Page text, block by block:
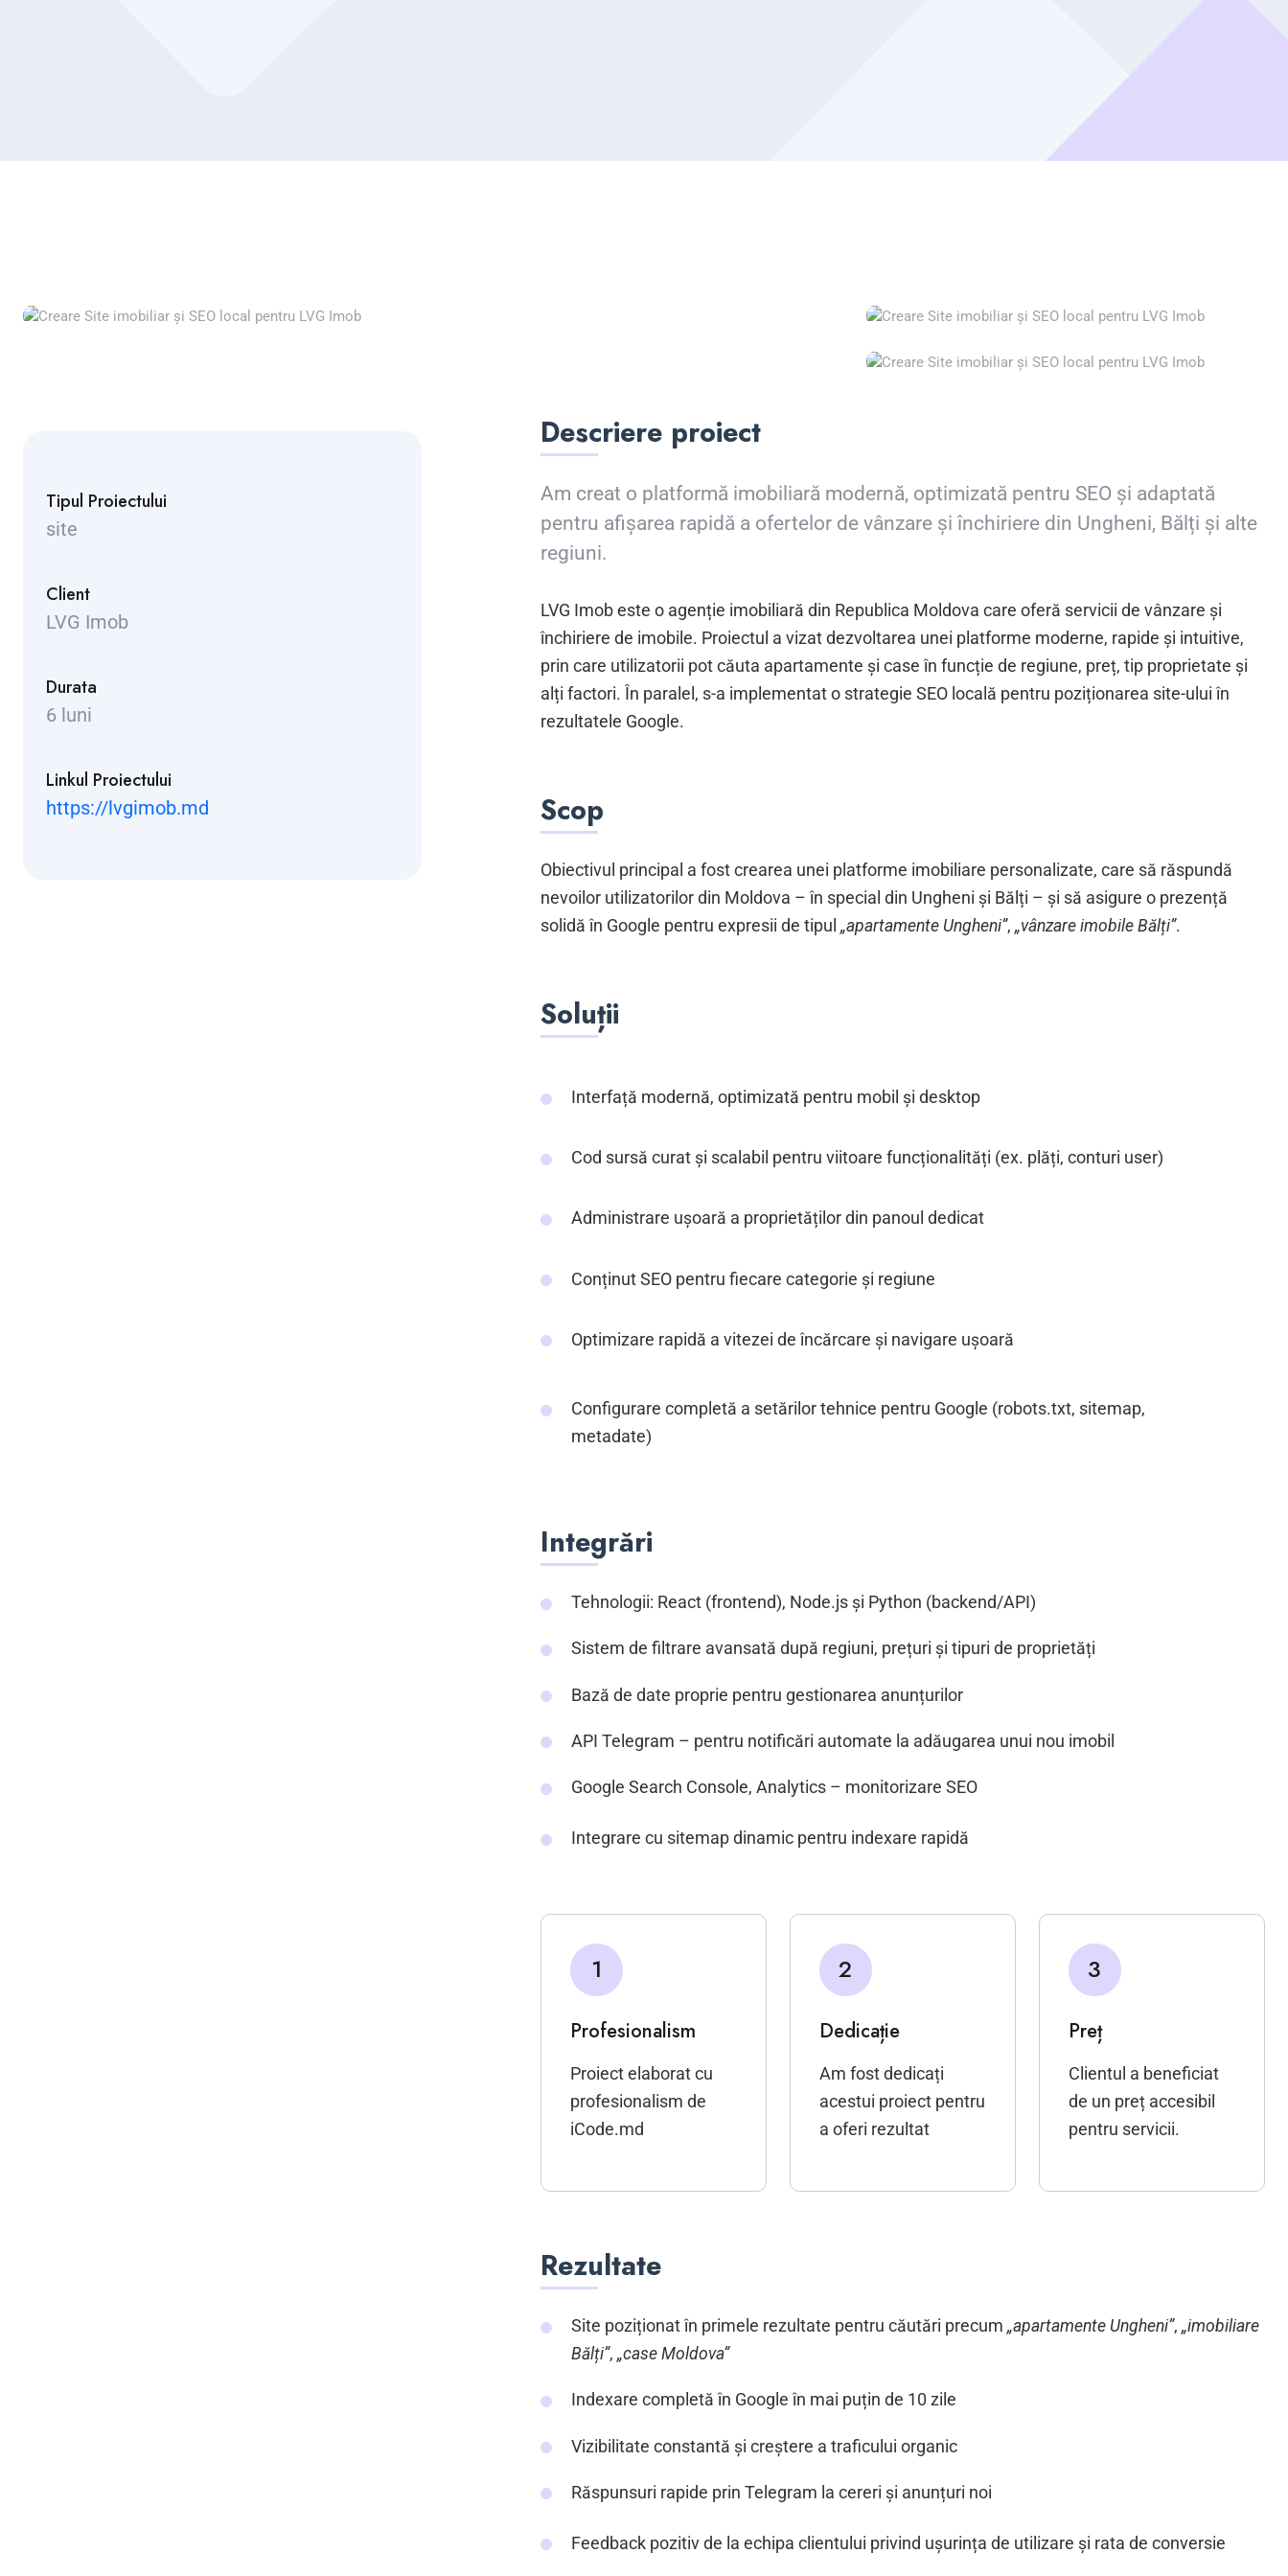
Tipul Proiectului
site
Client
LVG Imob
Durata
6 luni
Linkul Proiectului
https://lvgimob.md
Descriere proiect
Am creat o platformă imobiliară modernă, optimizată pentru SEO și adaptată
pentru afișarea rapidă a ofertelor de vânzare și închiriere din Ungheni, Bălți și alte
regiuni.
LVG Imob este o agenție imobiliară din Republica Moldova care oferă servicii de vânzare și
închiriere de imobile. Proiectul a vizat dezvoltarea unei platforme moderne, rapide și intuitive,
prin care utilizatorii pot căuta apartamente și case în funcție de regiune, preț, tip proprietate și
alți factori. În paralel, s-a implementat o strategie SEO locală pentru poziționarea site-ului în
rezultatele Google.
Scop
Obiectivul principal a fost crearea unei platforme imobiliare personalizate, care să răspundă
nevoilor utilizatorilor din Moldova – în special din Ungheni și Bălți – și să asigure o prezență
solidă în Google pentru expresii de tipul „apartamente Ungheni”, „vânzare imobile Bălți”.
Soluții
Interfață modernă, optimizată pentru mobil și desktop
Cod sursă curat și scalabil pentru viitoare funcționalități (ex. plăți, conturi user)
Administrare ușoară a proprietăților din panoul dedicat
Conținut SEO pentru fiecare categorie și regiune
Optimizare rapidă a vitezei de încărcare și navigare ușoară
Configurare completă a setărilor tehnice pentru Google (robots.txt, sitemap,
metadate)
Integrări
Tehnologii: React (frontend), Node.js și Python (backend/API)
Sistem de filtrare avansată după regiuni, prețuri și tipuri de proprietăți
Bază de date proprie pentru gestionarea anunțurilor
API Telegram – pentru notificări automate la adăugarea unui nou imobil
Google Search Console, Analytics – monitorizare SEO
Integrare cu sitemap dinamic pentru indexare rapidă
1
Profesionalism
Proiect elaborat cu
profesionalism de
iCode.md
2
Dedicație
Am fost dedicați
acestui proiect pentru
a oferi rezultat
3
Preț
Clientul a beneficiat
de un preț accesibil
pentru servicii.
Rezultate
Site poziționat în primele rezultate pentru căutări precum „apartamente Ungheni”, „imobiliare
Bălți”, „case Moldova”
Indexare completă în Google în mai puțin de 10 zile
Vizibilitate constantă și creștere a traficului organic
Răspunsuri rapide prin Telegram la cereri și anunțuri noi
Feedback pozitiv de la echipa clientului privind ușurința de utilizare și rata de conversie